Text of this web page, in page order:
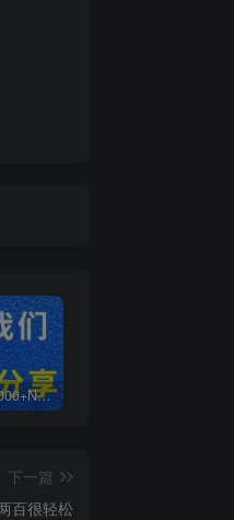
白菜价解锁20000+N个赚钱机会，加入无畏轻创会员，全站资源免费学习。
下一篇
百很轻松